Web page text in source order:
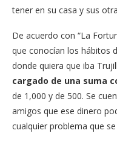
tener en su casa y sus
De acuerdo con “La
que conocían los hábitos
donde quiera que iba
cargado de una suma
de 1,000 y de 500. Se
amigos que ese dinero
cualquier problema que